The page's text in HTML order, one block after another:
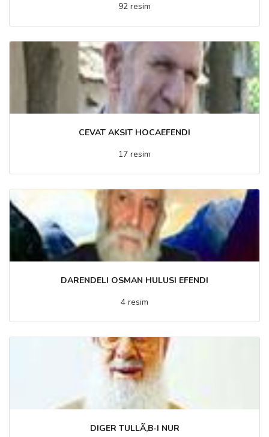
92 resim
CEVAT AKSIT HOCAEFENDI
17 resim
DARENDELI OSMAN HULUSI EFENDI
4 resim
DIGER TULLÃ‚B-I NUR